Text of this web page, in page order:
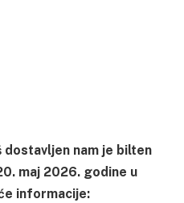
dostavljen nam je bilten
maj 2026. godine u
informacije: